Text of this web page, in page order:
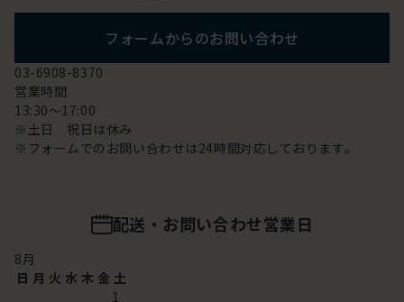
フォームからのお問い合わせ
03-6908-8370
営業時間
13:30～17:00
※土日 祝日は休み
※フォームでのお問い合わせは24時間対応しております。
配送・お問い合わせ営業日
8月
日 月 火 水 木 金 土
1